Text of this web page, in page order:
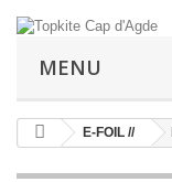
MENU
E-FOIL //